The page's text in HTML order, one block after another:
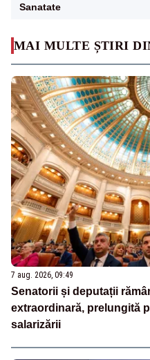
MAI MULTE ȘTIRI
7 aug. 2026, 09:49
Senatorii și deputații
extraordinară, prelungită
salarizării
Sanatate